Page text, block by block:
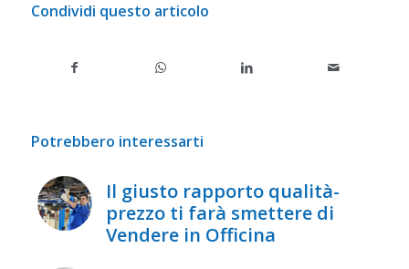
Condividi questo articolo
Potrebbero interessarti
Il giusto rapporto qualità-
prezzo ti farà smettere di
Vendere in Officina